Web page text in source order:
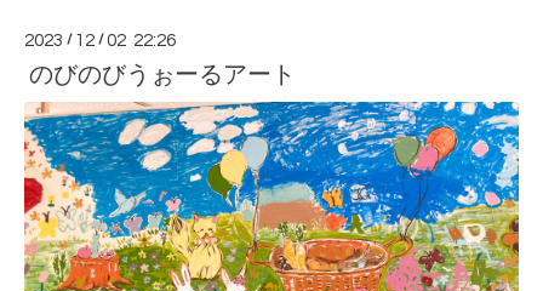
2023 / 12 /02 22:26
のびのびうぉーるアート